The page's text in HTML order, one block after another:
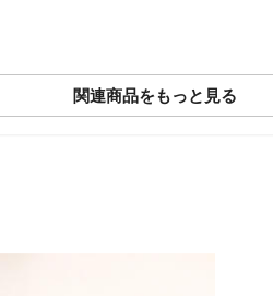
関連商品をもっと見る